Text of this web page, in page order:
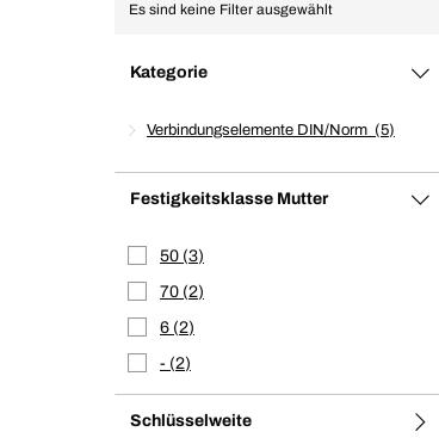
Es sind keine Filter ausgewählt
Kategorie
Verbindungselemente DIN/Norm 5
Festigkeitsklasse Mutter
50 3
70 2
6 2
- 2
Schlüsselweite